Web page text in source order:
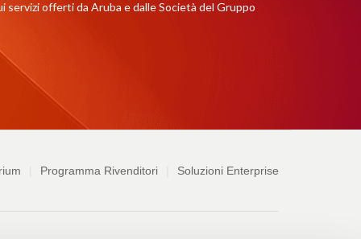
offerti da Aruba e dalle Società del Gruppo
Programma Rivenditori Soluzioni Enterprise